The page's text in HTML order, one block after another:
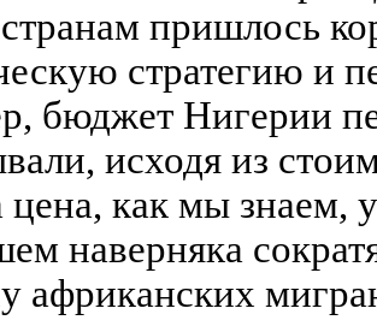
пришлось
стратегию и
бюджет Нигерии
исходя из
цена, как мы знаем,
наверняка
африканских